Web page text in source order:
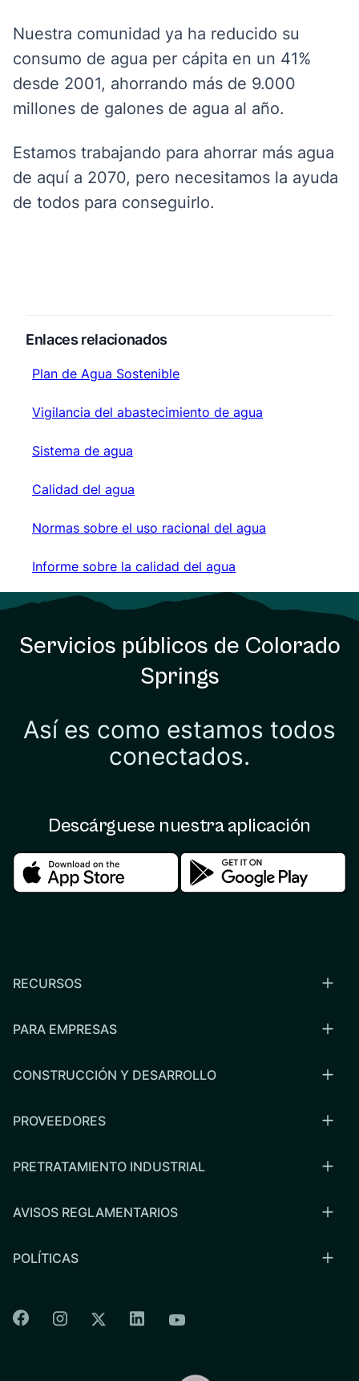
Nuestra comunidad ya ha reducido su
consumo de agua per cápita en un 41%
desde 2001, ahorrando más de 9.000
millones de galones de agua al año.
Estamos trabajando para ahorrar más agua
de aquí a 2070, pero necesitamos la ayuda
de todos para conseguirlo.
Enlaces relacionados
Plan de Agua Sostenible
Plan de Agua Sostenible
Vigilancia del abastecimiento de agua
Vigilancia del abastecimiento de agua
Sistema de agua
Sistema de agua
Calidad del agua
Calidad del agua
Normas sobre el uso racional del agua
Normas sobre el uso racional del agua
Informe sobre la calidad del agua
Informe sobre la calidad del agua
Servicios públicos de Colorado
Springs
Así es como estamos todos
conectados.
Descárguese nuestra aplicación
Download in the apple storeDownload in the
RECURSOS
PARA EMPRESAS
CONSTRUCCIÓN Y DESARROLLO
PROVEEDORES
PRETRATAMIENTO INDUSTRIAL
AVISOS REGLAMENTARIOS
POLÍTICAS
Colorado Springs Facebook
Colorado Springs Instagram
Colorado Springs Twitter
Colorado Springs Linkedin
Colorado Springs